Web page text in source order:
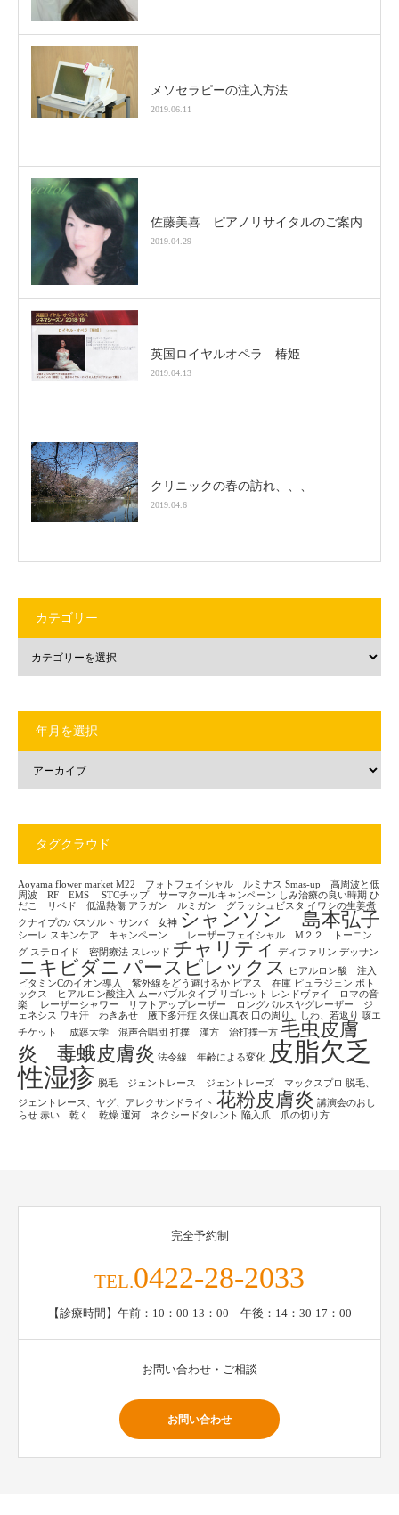
メソセラピーの注入方法
2019.06.11
佐藤美喜 ピアノリサイタルのご案内
2019.04.29
英国ロイヤルオペラ 椿姫
2019.04.13
クリニックの春の訪れ、、、
2019.04.6
カテゴリー
年月を選択
タグクラウド
Aoyama flower market M22 フォトフェイシャル ルミナス Smas-up 高周波と低
周波 RF EMS
STCチップ サーマクールキャンペーン しみ治療の良い時期 ひ
だこ リベド 低温熱傷 アラガン ルミガン グラッシュビスタ イワシの生姜煮
クナイプのバスソルト サンバ 女神 シャンソン 島本弘子
シーレ スキンケア キャンペーン レーザーフェイシャル M２２ トーニン
グ ステロイド 密閉療法 スレッド チャリティ ディファリン デッサン
ニキビダニ パースピレックス
ヒアルロン酸 注入
ビタミンCのイオン導入 紫外線をどう避けるか ピアス 在庫 ピュラジェン ボト
ックス ヒアルロン酸注入
ムーバブルタイプ リゴレット レンドヴァイ ロマの音
楽
レーザーシャワー リフトアップレーザー ロングパルスヤグレーザー ジ
ェネシス ワキ汗 わきあせ 腋下多汗症 久保山真衣 口の周り、しわ、若返り 咳エ
チケット
成蹊大学 混声合唱団 打撲 漢方 治打撲一方 毛虫皮膚
炎 毒蛾皮膚炎 法令線 年齢による変化
皮脂欠乏
性湿疹 脱毛 ジェントレース ジェントレーズ マックスプロ
脱毛、
ジェントレース、ヤグ、アレクサンドライト 花粉皮膚炎 講演会のおし
らせ 赤い 乾く 乾燥 運河 ネクシードタレント 陥入爪 爪の切り方
完全予約制
TEL.0422-28-2033
【診療時間】午前：10：00-13：00 午後：14：30-17：00
お問い合わせ・ご相談
お問い合わせ